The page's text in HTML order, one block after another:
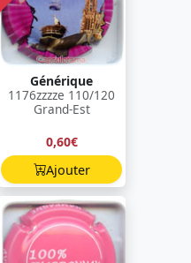
Générique
1176zzzze 110/120
Grand-Est
0,60€
Ajouter